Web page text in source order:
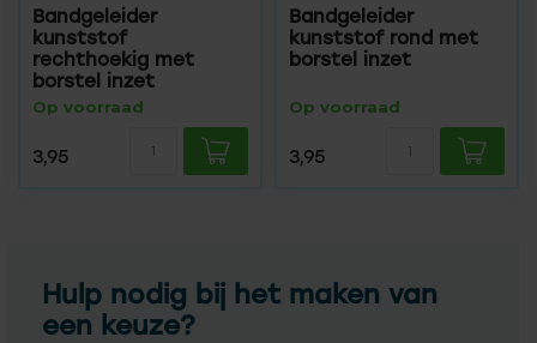
Bandgeleider
kunststof
rechthoekig met
borstel inzet
Op voorraad
3,95
Bandgeleider
kunststof rond met
borstel inzet
Op voorraad
3,95
Hulp nodig bij het maken van
een keuze?